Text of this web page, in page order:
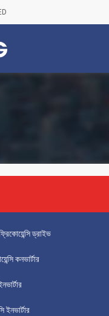
ড্রাইভ
কনভার্টার
ইনভার্টার